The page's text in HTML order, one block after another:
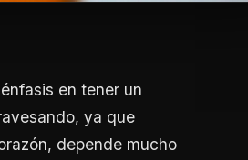
en tener un
ya que
depende mucho